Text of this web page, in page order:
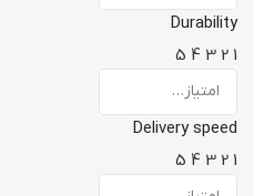
Durability
1
2
3
4
5
Delivery speed
1
2
3
4
5